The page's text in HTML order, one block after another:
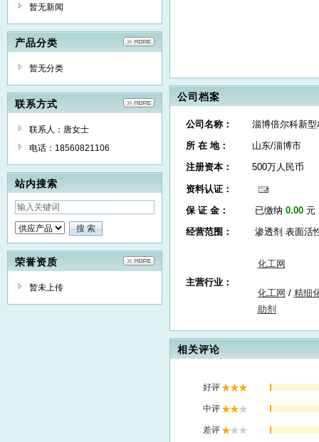
暂无新闻
产品分类
暂无分类
联系方式
联系人：唐女士
电话：18560821106
站内搜索
荣誉资质
暂未上传
公司档案
公司名称：
淄博倍尔科新
所 在 地：
山东/淄博市
注册资本：
500万人民币
资料认证：
保 证 金：
已缴纳 0.00元
经营范围：
渗透剂 表面活
主营行业：
化工网
化工网 / 精细
助剂
相关评论